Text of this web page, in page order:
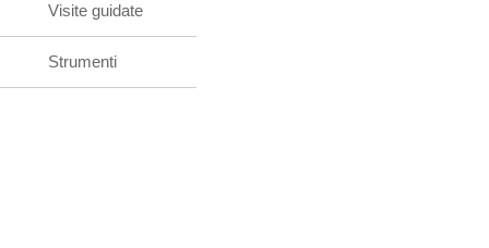
Visite guidate
Strumenti